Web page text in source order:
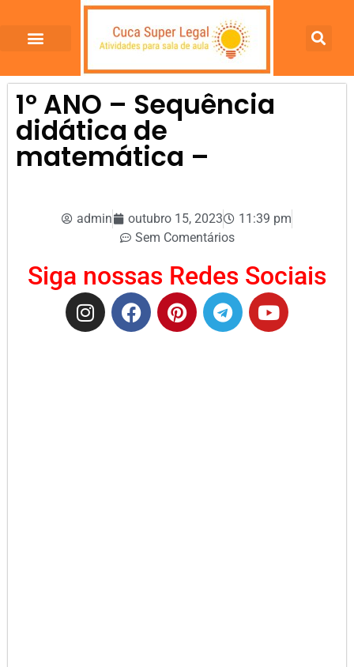
1º ANO – Sequência
didática de
matemática –
admin outubro 15, 2023
11:39 pm
Sem Comentários
Siga nossas Redes Sociais